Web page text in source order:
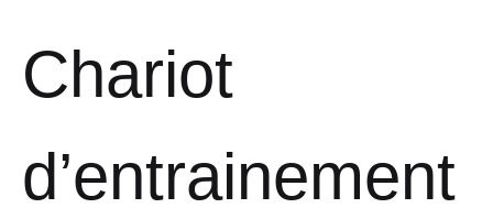
Chariot
d’entrainement